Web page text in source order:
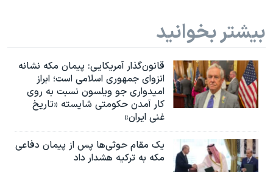
بیشتر بخوانید
قانون‌گذار آمریکایی: پیمان مکه نشانه
انزوای جمهوری اسلامی است؛ ابراز
امیدواری جو ویلسون نسبت به روی
کار آمدن حکومتی شایسته «تاریخ
غنی ایران»
یک مقام حوثی‌ها پس از پیمان دفاعی
مکه به ترکیه هشدار داد